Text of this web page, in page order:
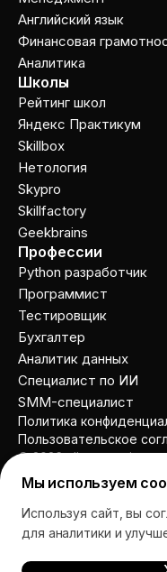
Английский язык
Финансовая
Аналитика
Школы
Рейтинг школ
Яндекс Практикум
Skillbox
Нетология
Skypro
Skillfactory
Geekbrains
Профессии
Python разработчик
Программист
Тестировщик
Бухгалтер
Аналитик данных
Специалист по ИИ
SMM-специалист
© 2026 allcourses.io
Пользовательское
Политика
Мы используем
Используя сайт, вы
для аналитики и